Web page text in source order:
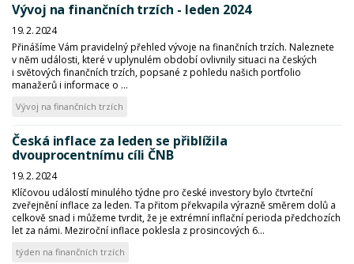
Vývoj na finančních trzích - leden 2024
19. 2. 2024
Přinášíme Vám pravidelný přehled vývoje na finančních trzích. Naleznete
v něm události, které v uplynulém období ovlivnily situaci na českých
i světových finančních trzích, popsané z pohledu našich portfolio
manažerů i informace o ...
Vývoj na finančních trzích
Česká inflace za leden se přiblížila
dvouprocentnímu cíli ČNB
19. 2. 2024
Klíčovou událostí minulého týdne pro české investory bylo čtvrteční
zveřejnění inflace za leden. Ta přitom překvapila výrazně směrem dolů a
celkově snad i můžeme tvrdit, že je extrémní inflační perioda předchozích
let za námi. Meziroční inflace poklesla z prosincových 6...
týden na finančních trzích